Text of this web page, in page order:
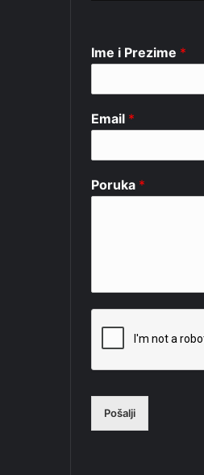
Ime i Prezime *
Email *
Poruka *
Pošalji